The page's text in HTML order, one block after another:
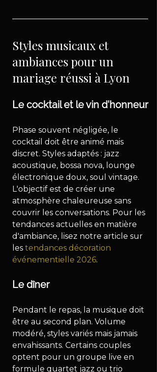
Styles musicaux et
ambiances pour un
mariage réussi à Lyon
Le cocktail et le vin d'honneur
Phase souvent négligée, le
cocktail doit être animé mais
discret. Styles adaptés : jazz
acoustique, bossa nova, lounge
électronique doux, soul vintage.
L'objectif est de créer une
atmosphère chaleureuse sans
couvrir les conversations. Pour les
tendances actuelles en matière
d'ambiance, lisez notre article sur
les tendances décoration
événementielle 2026.
Le dîner
Pendant le repas, la musique doit
être au second plan. Volume
modéré, styles variés mais jamais
envahissants. Certains couples
optent pour un groupe live en
formule quartet jazz ou trio